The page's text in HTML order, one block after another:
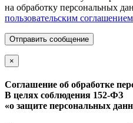
на обработку персональных
пользовательским соглашением
Отправить сообщение
×
Соглашение об обработке
В целях соблюдения 152-ФЗ
«о защите персональных